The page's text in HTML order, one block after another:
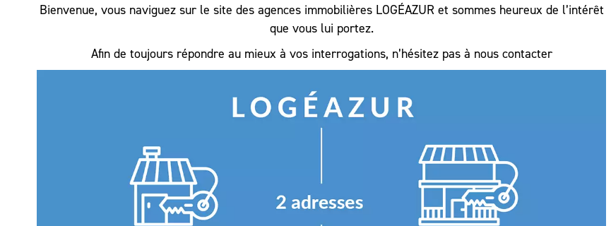
Bienvenue, vous naviguez sur le site des agences immobilières LOGÉAZUR et sommes heureux de l’intérêt
que vous lui portez.
Afin de toujours répondre au mieux à vos interrogations, n’hésitez pas à nous contacter